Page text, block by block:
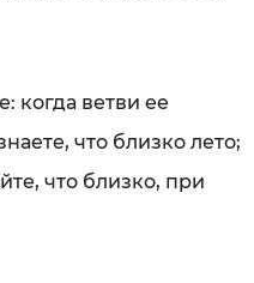
когда ветви ее
что близко лето;
что близко, при